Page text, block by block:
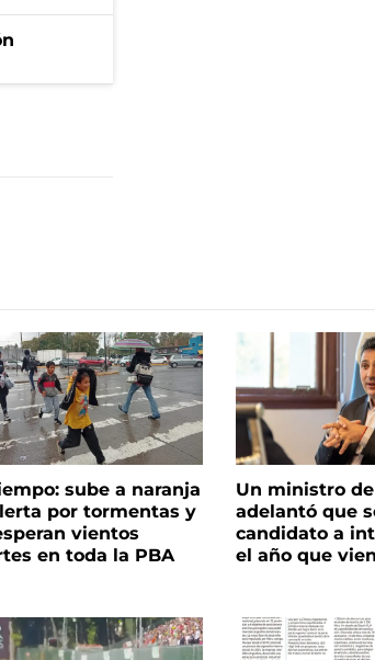
sube a naranja
por tormentas y
vientos
en toda la PBA
Un ministro
adelantó que
candidato a
el año que